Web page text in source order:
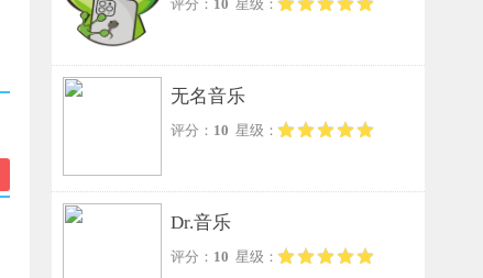
评分： 10 星级：
无名音乐
评分： 10 星级：
Dr.音乐
评分： 10 星级：